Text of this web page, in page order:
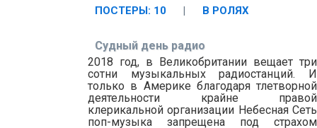
ПОСТЕРЫ: 10
| В РОЛЯХ
Судный день радио
2018 год, в Великобритании вещает три
сотни музыкальных радиостанций. И
только в Америке благодаря тлетворной
деятельности крайне правой
клерикальной организации Небесная Сеть
поп-музыка запрещена под страхом